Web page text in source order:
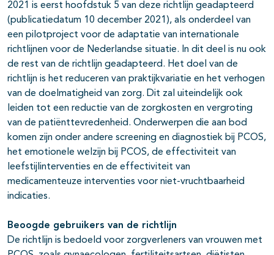
2021 is eerst hoofdstuk 5 van deze richtlijn geadapteerd
(publicatiedatum 10 december 2021), als onderdeel van
een pilotproject voor de adaptatie van internationale
richtlijnen voor de Nederlandse situatie. In dit deel is nu ook
de rest van de richtlijn geadapteerd. Het doel van de
richtlijn is het reduceren van praktijkvariatie en het verhogen
van de doelmatigheid van zorg. Dit zal uiteindelijk ook
leiden tot een reductie van de zorgkosten en vergroting
van de patiënttevredenheid. Onderwerpen die aan bod
komen zijn onder andere screening en diagnostiek bij PCOS,
het emotionele welzijn bij PCOS, de effectiviteit van
leefstijlinterventies en de effectiviteit van
medicamenteuze interventies voor niet-vruchtbaarheid
indicaties.
Beoogde gebruikers van de richtlijn
De richtlijn is bedoeld voor zorgverleners van vrouwen met